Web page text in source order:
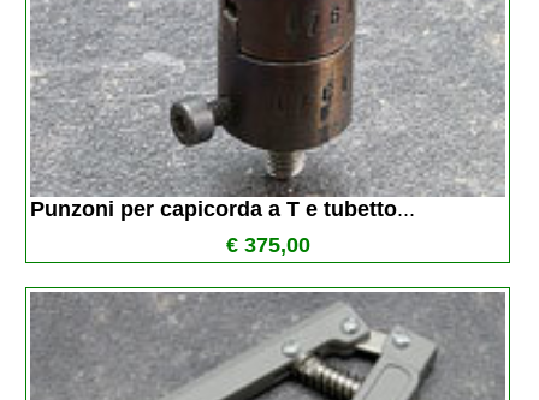
Punzoni per capicorda a T e tubetto...
€ 375,00